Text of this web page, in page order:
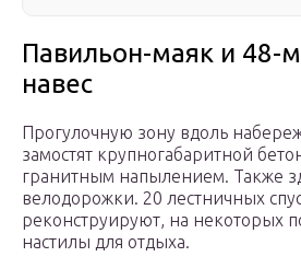
Павильон-маяк и 48-
навес
Прогулочную зону вдоль
замостят крупногабаритной
гранитным напылением. Также
велодорожки. 20 лестничных
реконструируют, на некоторых
настилы для отдыха.